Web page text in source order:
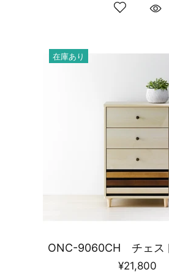
在庫あり
ONC-9060CH チェ
¥21,800